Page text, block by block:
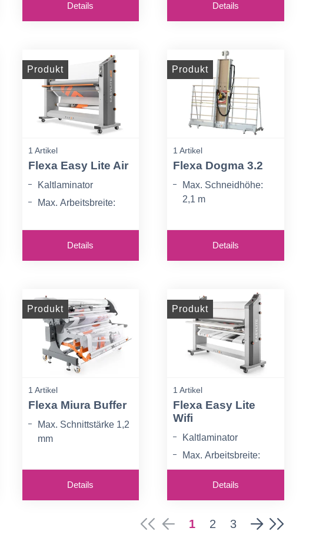
Automatische vertikale
Schnittkorrektur
Details
210 mm
Messer Durchmesser:
Details
Produkt
1 Artikel
Flexa Easy Lite Air
Kaltlaminator
Max. Arbeitsbreite:
Details
Produkt
1 Artikel
Flexa Dogma 3.2
Max. Schneidhöhe:
2,1 m
30mm
Netto-Gewicht: 300 kg
Details
Produkt
1 Artikel
Flexa Miura Buffer
Max. Schnittstärke 1,2
mm
Schnittkorrektur
Details
Produkt
1 Artikel
Flexa Easy Lite
Wifi
Kaltlaminator
Max. Arbeitsbreite:
1600 mm
Wifi/LAN-Anschluss
Details
1 2 3